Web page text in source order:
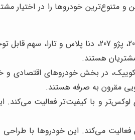
متنوع‌ترین خودروها را در اختیار
بزرگترین شرکت خودروسازی داخلی که با تولید خودروهای
هستند.
کوییک، در بخش خودروهای اقتصادی
مقرون به صرفه هستند.
و فیدلیتی، در بخش خودروهای لوکس‌تر و با
می‌کند. این خودروها با طراحی